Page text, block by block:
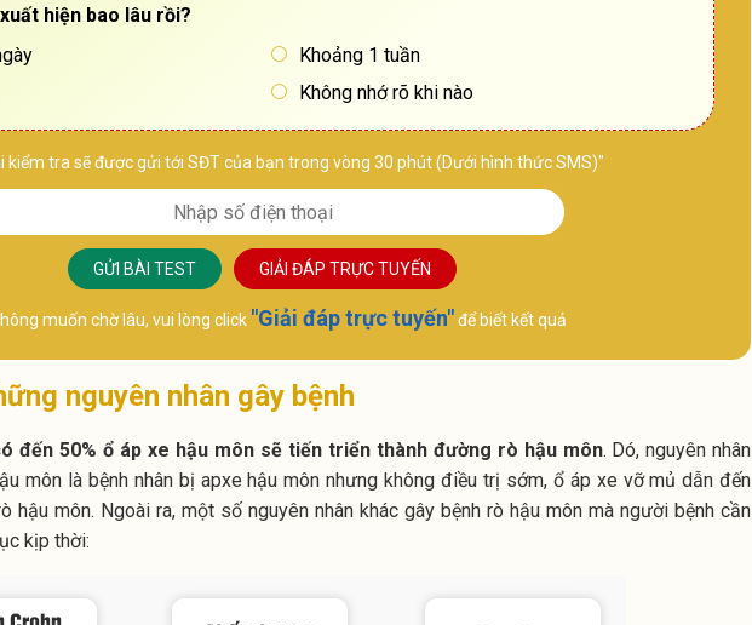
hiện bao lâu rồi?
Khoảng 1 tuần
Không nhớ rõ khi nào
kiểm tra sẽ được gửi tới SĐT của bạn trong vòng 30 phút (Dưới hình thức SMS)"
GỬI BÀI TEST GIẢI ĐÁP TRỰC TUYẾN
muốn chờ lâu, vui lòng click "Giải đáp trực tuyến"để biết kết quả
nguyên nhân gây bệnh
đến 50% ổ áp xe hậu môn sẽ tiến triển thành đường rò hậu môn. Dó, nguyên nhân
môn là bệnh nhân bị apxe hậu môn nhưng không điều trị sớm, ổ áp xe vỡ mủ dẫn đến
hậu môn. Ngoài ra, một số nguyên nhân khác gây bệnh rò hậu môn mà người bệnh cần
kịp thời:
BSCKII
LÊ VĂN HỐT
Chuyên khoa:
Ngoại Tiết niệu
BÙI THỊ HƯỜNG
Chuyên khoa:
Sản phụ khoa